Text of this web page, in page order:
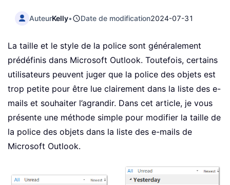
AuteurKelly• Date de modification2024-07-31
La taille et le style de la police sont généralement
prédéfinis dans Microsoft Outlook. Toutefois, certains
utilisateurs peuvent juger que la police des objets est
trop petite pour être lue clairement dans la liste des e-
mails et souhaiter l’agrandir. Dans cet article, je vous
présente une méthode simple pour modifier la taille de
la police des objets dans la liste des e-mails de
Microsoft Outlook.